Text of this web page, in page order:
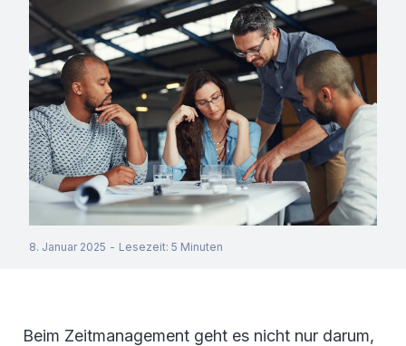
8. Januar 2025 - Lesezeit: 5 Minuten
Beim Zeitmanagement geht es nicht nur darum,